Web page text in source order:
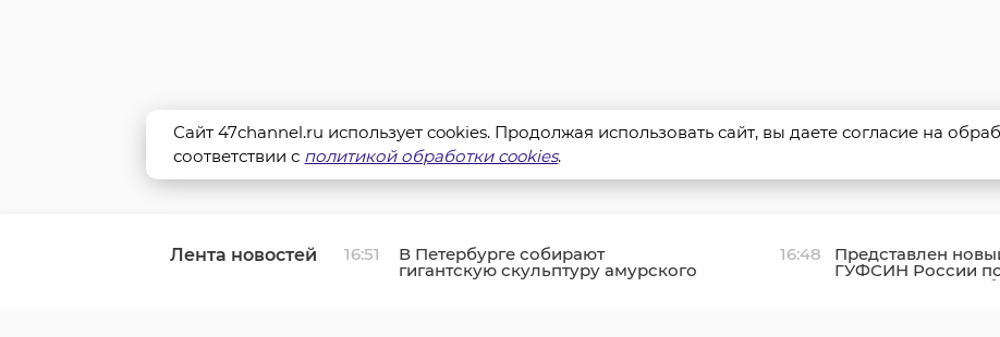
Лента новостей 16:51 В Петербурге собирают
гигантскую скульптуру амурского
16:48 Представлен
ГУФСИН России
Ленинградской
Сайт 47channel.ru использует cookies. Продолжая использовать сайт, вы даете согласие на
соответствии с политикой обработки cookies.